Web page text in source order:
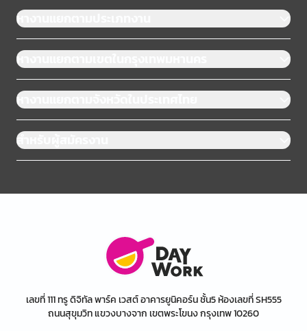
หางานแยกตามประเภทงาน
หางานแยกตามเขตในกรุงเทพมหานคร
หางานแยกตามจังหวัดในประเทศไทย
สำหรับผู้สมัครงาน
เลขที่ 111 ทรู ดิจิทัล พาร์ค เวสต์ อาคารยูนิคอร์น ชั้น5 ห้องเลขที่ SH555
ถนนสุขุมวิท แขวงบางจาก เขตพระโขนง กรุงเทพ 10260